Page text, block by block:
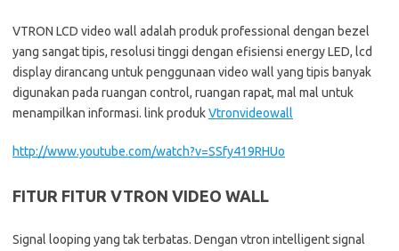
VTRON LCD video wall adalah produk professional dengan bezel
yang sangat tipis, resolusi tinggi dengan efisiensi energy LED, lcd
display dirancang untuk penggunaan video wall yang tipis banyak
digunakan pada ruangan control, ruangan rapat, mal mal untuk
menampilkan informasi. link produkVtronvideowall
http://www.youtube.com/watch?v=SSfy419RHUo
FITUR FITUR VTRON VIDEO WALL
Signal looping yang tak terbatas. Dengan vtron intelligent signal